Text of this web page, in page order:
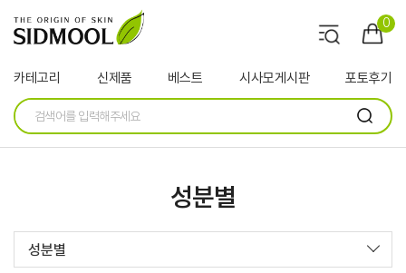
0
카테고리 신제품 베스트 시사모게시판 포토후기
성분별
성분별